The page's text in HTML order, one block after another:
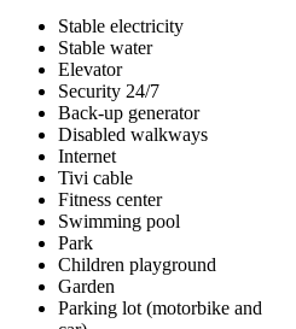
Stable electricity
Stable water
Elevator
Security 24/7
Back-up generator
Disabled walkways
Internet
Tivi cable
Fitness center
Swimming pool
Park
Children playground
Garden
Parking lot (motorbike and